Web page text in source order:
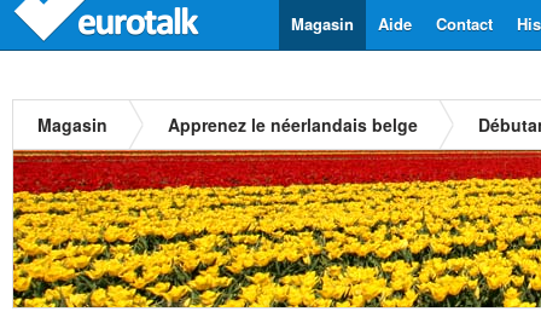
Contact
Aide
Magasin
Magasin Apprenez le néerlandais belge